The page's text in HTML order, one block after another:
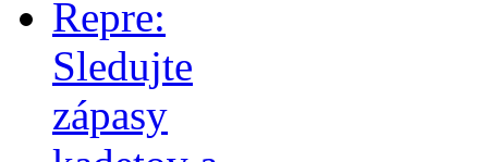
Repre:
Sledujte
zápasy